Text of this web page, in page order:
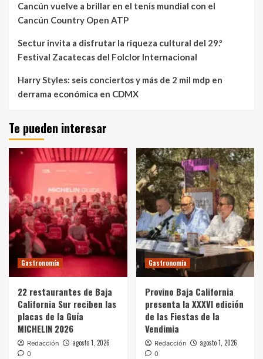
Cancún vuelve a brillar en el tenis mundial con el
Cancún Country Open ATP
Sectur invita a disfrutar la riqueza cultural del 29.º
Festival Zacatecas del Folclor Internacional
Harry Styles: seis conciertos y más de 2 mil mdp en
derrama económica en CDMX
Te pueden interesar
Gastronomía
22 restaurantes de Baja
California Sur reciben las
placas de la Guía
MICHELIN 2026
Redacción agosto 1, 2026
0
Gastronomía
Provino Baja California
presenta la XXXVI edición
de las Fiestas de la
Vendimia
Redacción agosto 1, 2026
0